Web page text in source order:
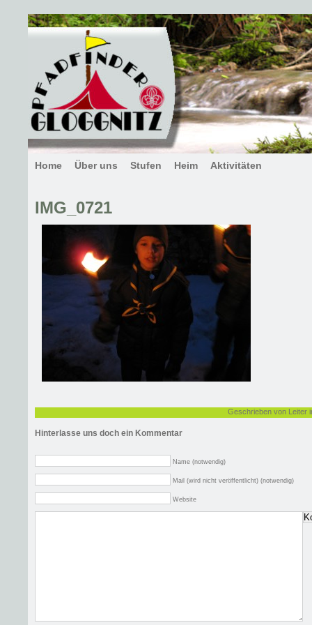
Home Über uns Stufen Heim Aktivitäten
IMG_0721
Geschrieben von Leiter
Hinterlasse uns doch ein Kommentar
Name (notwendig)
Mail (wird nicht veröffentlicht) (notwendig)
Website